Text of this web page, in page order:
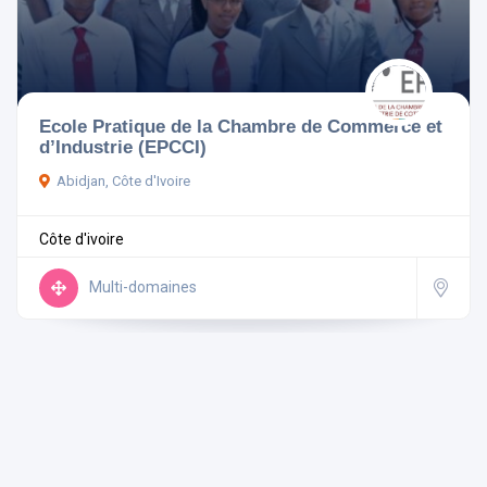
Rechercher
Ecole Pratique de la Chambre de Commerce et
d’Industrie (EPCCI)
Abidjan, Côte d'Ivoire
Côte d'ivoire
Multi-domaines